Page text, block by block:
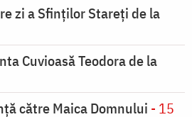
zi a Sfinților Stareți de la
Cuvioasă Teodora de la
către Maica Domnului - 15